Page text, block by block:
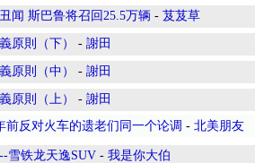
闻 斯巴鲁将召回25.5万辆 - 芨芨草
原則（下） - 謝田
原則（中） - 謝田
原則（上） - 謝田
前反对火车的遗老们同一个论调 - 北美朋友
雪铁龙天逸SUV - 我是你大伯